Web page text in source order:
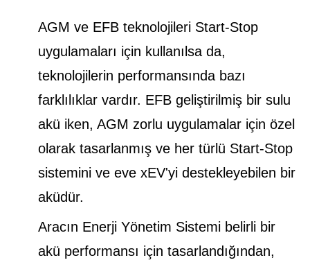
AGM ve EFB teknolojileri Start-Stop
uygulamaları için kullanılsa da,
teknolojilerin performansında bazı
farklılıklar vardır. EFB geliştirilmiş bir sulu
akü iken, AGM zorlu uygulamalar için özel
olarak tasarlanmış ve her türlü Start-Stop
sistemini ve eve xEV'yi destekleyebilen bir
aküdür.
Aracın Enerji Yönetim Sistemi belirli bir
akü performansı için tasarlandığından,